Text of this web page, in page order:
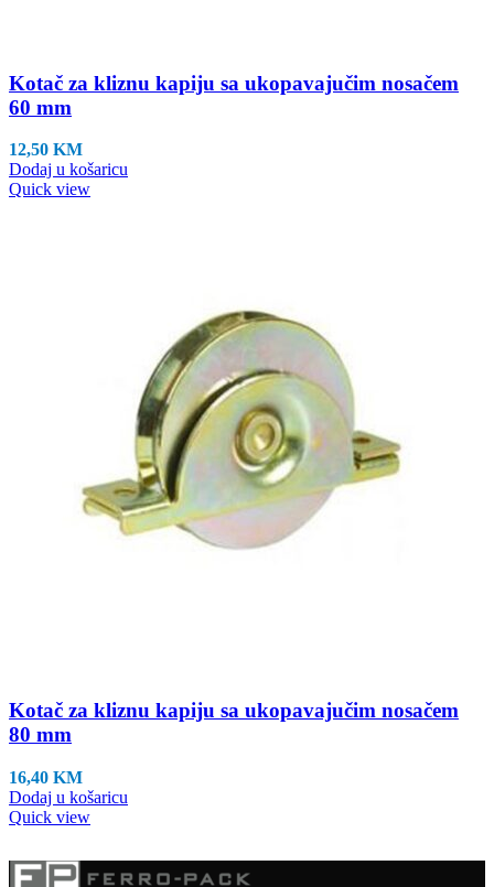
Kotač za kliznu kapiju sa ukopavajučim nosačem
60 mm
12,50 KM
Dodaj u košaricu
Quick view
Kotač za kliznu kapiju sa ukopavajučim nosačem
80 mm
16,40 KM
Dodaj u košaricu
Quick view